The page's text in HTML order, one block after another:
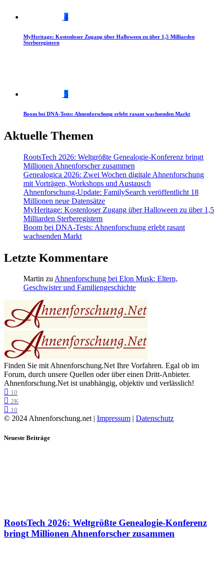
4
MyHeritage: Kostenloser Zugang über Halloween zu über 1,5 Milliarden
Sterberegistern
5
Boom bei DNA-Tests: Ahnenforschung erlebt rasant wachsenden Markt
Aktuelle Themen
RootsTech 2026: Weltgrößte Genealogie-Konferenz bringt
Millionen Ahnenforscher zusammen
Genealogica 2026: Zwei Wochen digitale Ahnenforschung
mit Vorträgen, Workshops und Austausch
Ahnenforschung-Update: FamilySearch veröffentlicht 18
Millionen neue Datensätze
MyHeritage: Kostenloser Zugang über Halloween zu über 1,5
Milliarden Sterberegistern
Boom bei DNA-Tests: Ahnenforschung erlebt rasant
wachsenden Markt
Letzte Kommentare
Martin zuAhnenforschung bei Elon Musk: Eltern,
Geschwister und Familiengeschichte
Finden Sie mit Ahnenforschung.Net Ihre Vorfahren. Egal ob im
Forum, durch unsere Quellen oder über einen Dritt-Anbieter.
Ahnenforschung.Net ist unabhängig, objektiv und verlässlich!
10
2K
10
© 2024 Ahnenforschung.net | Impressum Datenschutz
Neueste Beiträge
RootsTech 2026: Weltgrößte Genealogie-Konferenz
bringt Millionen Ahnenforscher zusammen